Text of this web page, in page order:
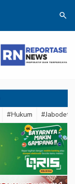
search
#Hukum